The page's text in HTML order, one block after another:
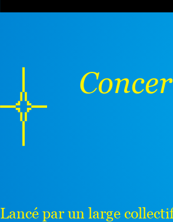
Lancé par un large